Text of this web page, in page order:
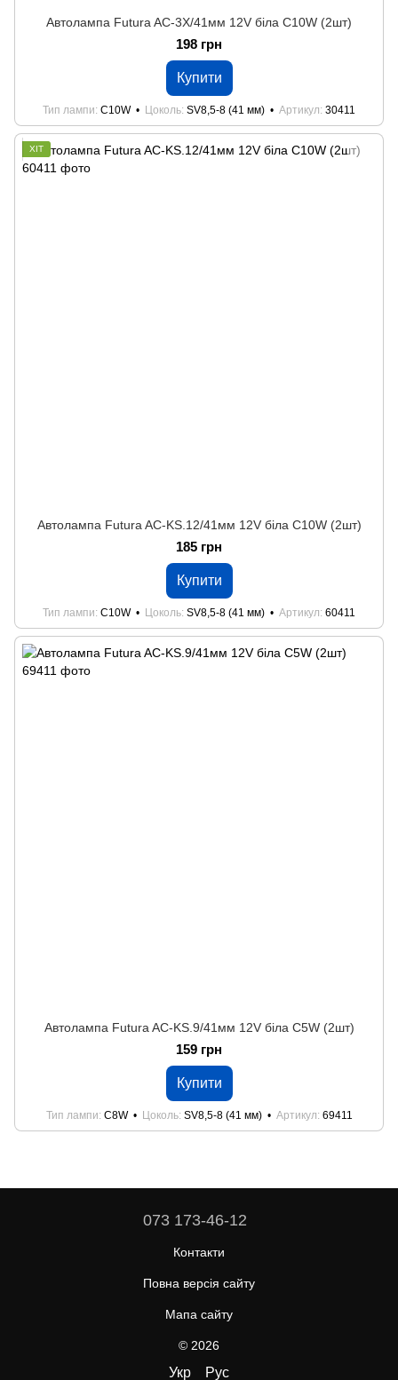
Автолампа Futura AC-3Х/41мм 12V біла C10W (2шт)
198 грн
Купити
Тип лампи C10W Цоколь SV8,5-8 (41 мм) Артикул 30411
ХІТ
Автолампа Futura AC-KS.12/41мм 12V біла C10W (2шт)
185 грн
Купити
Тип лампи C10W Цоколь SV8,5-8 (41 мм) Артикул 60411
Автолампа Futura AC-KS.9/41мм 12V біла C5W (2шт)
159 грн
Купити
Тип лампи C8W Цоколь SV8,5-8 (41 мм) Артикул 69411
073 173-46-12
Контакти
Повна версія сайту
Мапа сайту
© 2026
Укр Рус